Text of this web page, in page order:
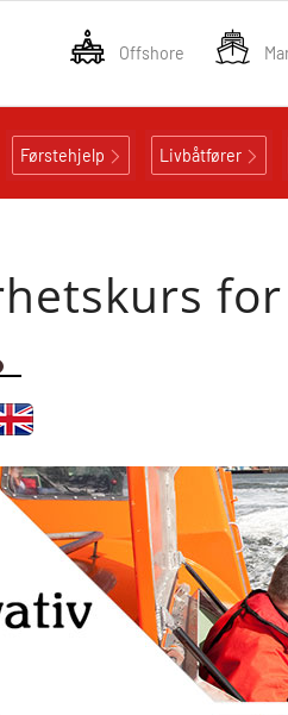
Offshore
Førstehjelp Livbåtfører